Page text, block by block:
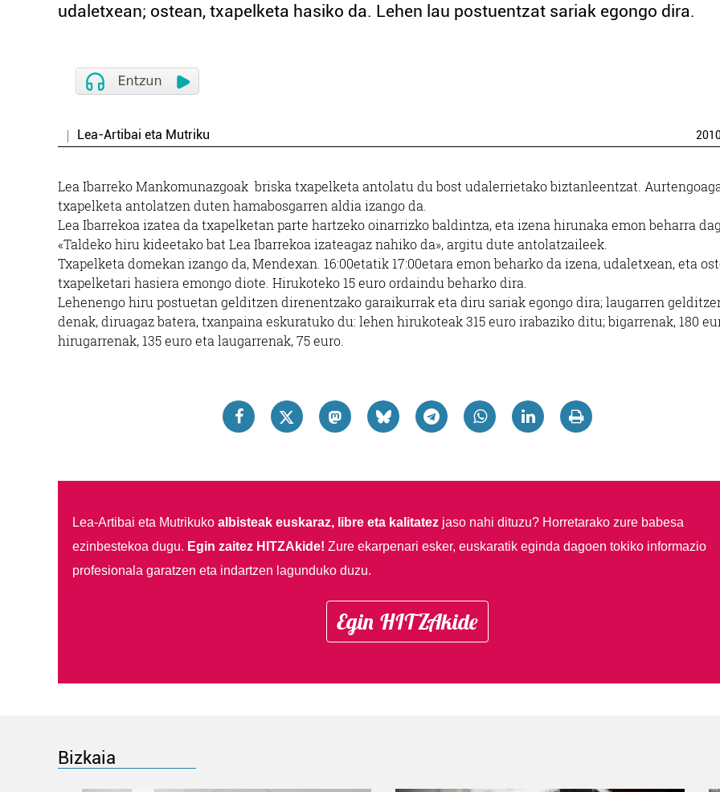
udaletxean; ostean, txapelketa hasiko da. Lehen lau postuentzat sariak egongo dira.
Lea-Artibai eta Mutriku
Lea Ibarreko Mankomunazgoak briska txapelketa antolatu du bost udalerrietako biztanleentzat.
txapelketa antolatzen duten hamabosgarren aldia izango da.
Lea Ibarrekoa izatea da txapelketan parte hartzeko oinarrizko baldintza, eta izena hirunaka emon beharra
«Taldeko hiru kideetako bat Lea Ibarrekoa izateagaz nahiko da», argitu dute antolatzaileek.
Txapelketa domekan izango da, Mendexan. 16:00etatik 17:00etara emon beharko da izena, udaletxean, eta
txapelketari hasiera emongo diote. Hirukoteko 15 euro ordaindu beharko dira.
Lehenengo hiru postuetan gelditzen direnentzako garaikurrak eta diru sariak egongo dira; laugarren
denak, diruagaz batera, txanpaina eskuratuko du: lehen hirukoteak 315 euro irabaziko ditu; bigarrenak, 180
hirugarrenak, 135 euro eta laugarrenak, 75 euro.
Lea-Artibai eta Mutrikuko albisteak euskaraz, libre eta kalitatezjaso nahi dituzu? Horretarako zure babesa
ezinbestekoa dugu. Egin zaitez HITZAkide! Zure ekarpenari esker, euskaratik eginda dagoen tokiko informazio
profesionala garatzen eta indartzen lagunduko duzu.
Egin HITZAkide
Bizkaia